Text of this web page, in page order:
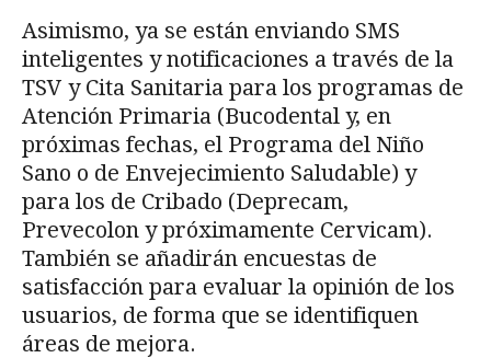
Asimismo, ya se están enviando SMS
inteligentes y notificaciones a través de la
TSV y Cita Sanitaria para los programas de
Atención Primaria (Bucodental y, en
próximas fechas, el Programa del Niño
Sano o de Envejecimiento Saludable) y
para los de Cribado (Deprecam,
Prevecolon y próximamente Cervicam).
También se añadirán encuestas de
satisfacción para evaluar la opinión de los
usuarios, de forma que se identifiquen
áreas de mejora.